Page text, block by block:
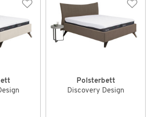
Polsterbett
Discovery Design